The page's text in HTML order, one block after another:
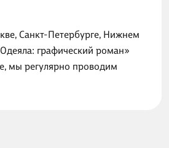
Санкт-Петербурге, Нижнем
графический роман»
мы регулярно проводим